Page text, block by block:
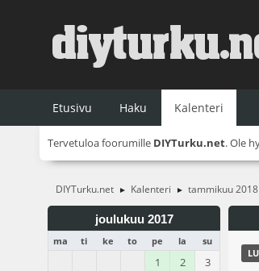
Etusivu Haku Kalenteri
Tervetuloa foorumille DIYTurku.net. Ole
DIYTurku.net ► Kalenteri ► tammikuu 2018
joulukuu 2017
ma ti ke to pe la su
1 2
3